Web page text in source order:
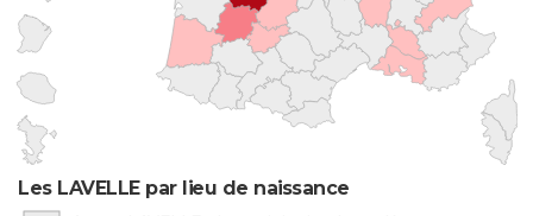
Les LAVELLE par lieu de naissance